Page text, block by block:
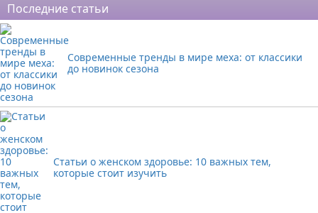
Последние статьи
Современные тренды в мире меха: от классики
до новинок сезона
Статьи о женском здоровье: 10 важных тем,
которые стоит изучить